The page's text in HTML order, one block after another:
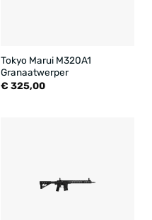
Tokyo Marui M320A1
Granaatwerper
€ 325,00